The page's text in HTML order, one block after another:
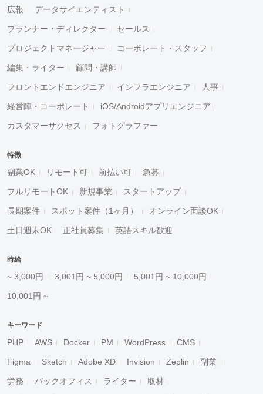
広報 データサイエンティスト
プランナー・ディレクター セールス
プロジェクトマネージャー コーポレート・スタッフ
編集・ライター 顧問・講師
フロントエンドエンジニア インフラエンジニア 人事
経営陣・コーポレート iOS/Androidアプリエンジニア
カスタマーサクセス フォトグラファー
特徴
副業OK リモート可 前払い可 急募
フルリモートOK 新規事業 スタートアップ
長期案件 スポット案件（1ヶ月） オンライン面談OK
土日週末OK 正社員募集 英語スキル歓迎
時給
~ 3,000円 3,001円 ~ 5,000円 5,001円 ~ 10,000円
10,001円 ~
キーワード
PHP AWS Docker PM WordPress CMS
Figma Sketch Adobe XD Invision Zeplin 副業
労務 バックオフィス ライター 取材